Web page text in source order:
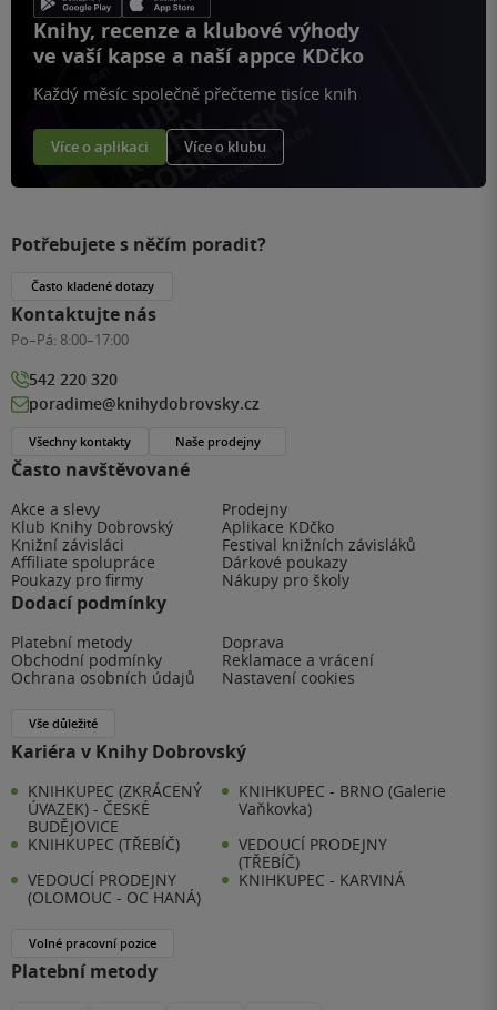
Knihy, recenze a klubové výhody
ve vaší kapse a naší appce KDčko
Každý měsíc společně přečteme tisíce knih
Více o aplikaci Více o klubu
Často navštěvované
Akce a slevy
Prodejny
Klub Knihy Dobrovský
Aplikace KDčko
Knižní závisláci
Festival knižních závisláků
Affiliate spolupráce
Dárkové poukazy
Poukazy pro firmy
Nákupy pro školy
Dodací podmínky
Platební metody
Doprava
Obchodní podmínky
Reklamace a vrácení
Ochrana osobních údajů
Nastavení cookies
Vše důležité
Kariéra v Knihy Dobrovský
KNIHKUPEC (ZKRÁCENÝ
ÚVAZEK) - ČESKÉ
BUDĚJOVICE
KNIHKUPEC - BRNO (Galerie
Vaňkovka)
KNIHKUPEC (TŘEBÍČ)
VEDOUCÍ PRODEJNY
(TŘEBÍČ)
VEDOUCÍ PRODEJNY
(OLOMOUC - OC HANÁ)
KNIHKUPEC - KARVINÁ
Volné pracovní pozice
Platební metody
Potřebujete s něčím poradit?
Často kladené dotazy
Kontaktujte nás
Po–Pá: 8:00–17:00
542 220 320
poradime@knihydobrovsky.cz
Všechny kontakty Naše prodejny